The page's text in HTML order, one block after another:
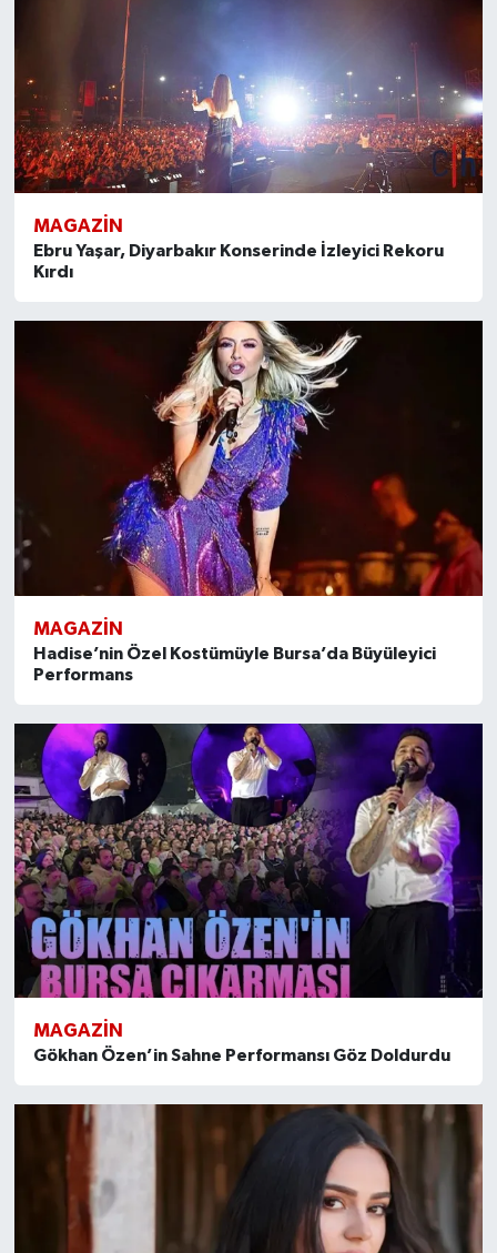
MAGAZİN
Ebru Yaşar, Diyarbakır Konserinde İzleyici Rekoru
Kırdı
MAGAZİN
Hadise’nin Özel Kostümüyle Bursa’da Büyüleyici
Performans
MAGAZİN
Gökhan Özen’in Sahne Performansı Göz Doldurdu